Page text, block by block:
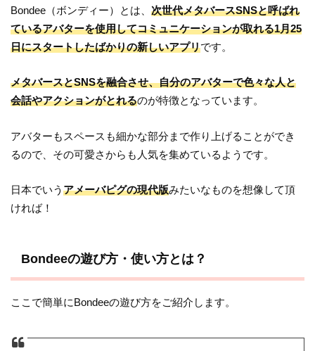
Bondee（ボンディー）とは、次世代メタバースSNSと呼ばれ
ているアバターを使用してコミュニケーションが取れる1月25
日にスタートしたばかりの新しいアプリです。
メタバースとSNSを融合させ、自分のアバターで色々な人と
会話やアクションがとれるのが特徴となっています。
アバターもスペースも細かな部分まで作り上げることができ
るので、その可愛さからも人気を集めているようです。
日本でいうアメーバピグの現代版みたいなものを想像して頂
ければ！
Bondeeの遊び方・使い方とは？
ここで簡単にBondeeの遊び方をご紹介します。